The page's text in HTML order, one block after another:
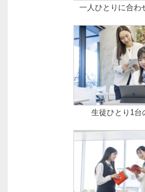
一人ひとりに合わ
生徒ひとり1台